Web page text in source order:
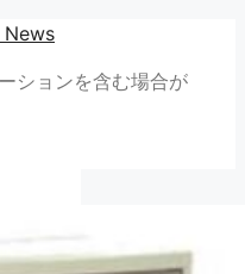
News
ションを含む場合が